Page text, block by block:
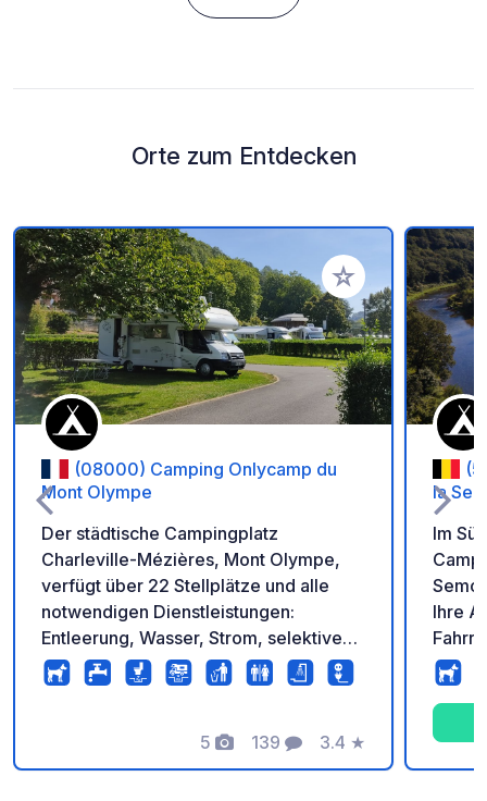
Orte zum Entdecken
Zu Ihren Favoriten
(08000) Camping Onlycamp du
Mont Olympe
Der städtische Campingplatz
Charleville-Mézières, Mont Olympe,
verfügt über 22 Stellplätze und alle
notwendigen Dienstleistungen:
Entleerung, Wasser, Strom, selektive
Sortierung, WLAN usw. Es liegt in einer
grünen und bewaldeten Umgebung, in
5
Fotos
139
Kommentare
3.4
Bewertung
★
la
Im
Ihre
das
für